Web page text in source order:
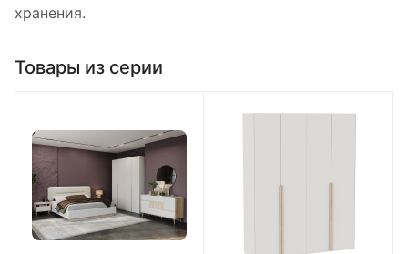
хранения.
Товары из серии